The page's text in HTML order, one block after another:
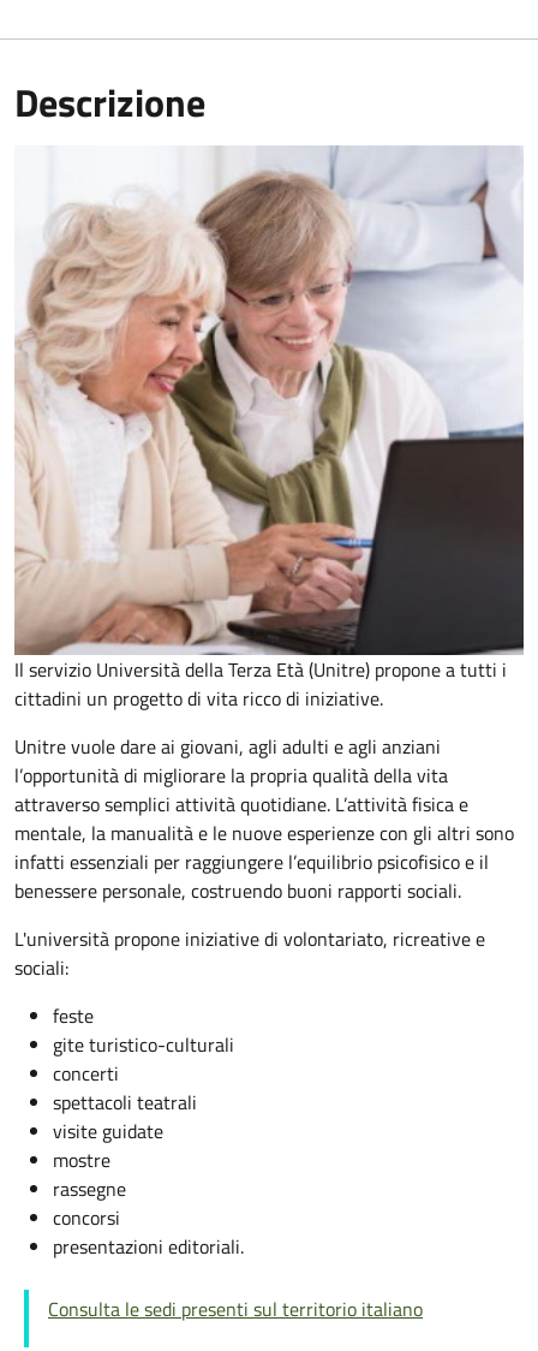
Descrizione
Il servizio Università della Terza Età (Unitre) propone a tutti i
cittadini un progetto di vita ricco di iniziative.
Unitre vuole dare ai giovani, agli adulti e agli anziani
l’opportunità di migliorare la propria qualità della vita
attraverso semplici attività quotidiane. L’attività fisica e
mentale, la manualità e le nuove esperienze con gli altri sono
infatti essenziali per raggiungere l’equilibrio psicofisico e il
benessere personale, costruendo buoni rapporti sociali.
L'università propone iniziative di volontariato, ricreative e
sociali:
feste
gite turistico-culturali
concerti
spettacoli teatrali
visite guidate
mostre
rassegne
concorsi
presentazioni editoriali.
Consulta le sedi presenti sul territorio italiano